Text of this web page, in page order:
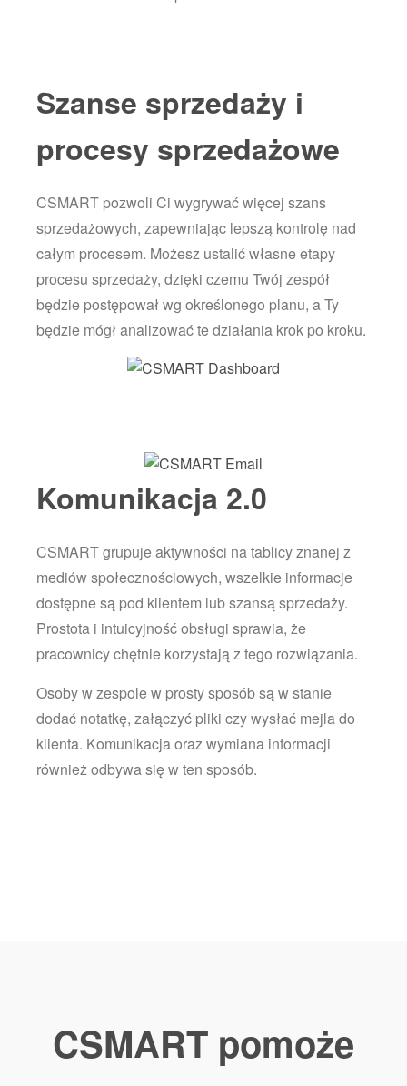
Szanse sprzedaży i
procesy sprzedażowe
CSMART pozwoli Ci wygrywać więcej szans
sprzedażowych, zapewniając lepszą kontrolę nad
całym procesem. Możesz ustalić własne etapy
procesu sprzedaży, dzięki czemu Twój zespół
będzie postępował wg określonego planu, a Ty
będzie mógł analizować te działania krok po kroku.
Komunikacja 2.0
CSMART grupuje aktywności na tablicy znanej z
mediów społecznościowych, wszelkie informacje
dostępne są pod klientem lub szansą sprzedaży.
Prostota i intuicyjność obsługi sprawia, że
pracownicy chętnie korzystają z tego rozwiązania.
Osoby w zespole w prosty sposób są w stanie
dodać notatkę, załączyć pliki czy wysłać mejla do
klienta. Komunikacja oraz wymiana informacji
również odbywa się w ten sposób.
CSMART pomoże